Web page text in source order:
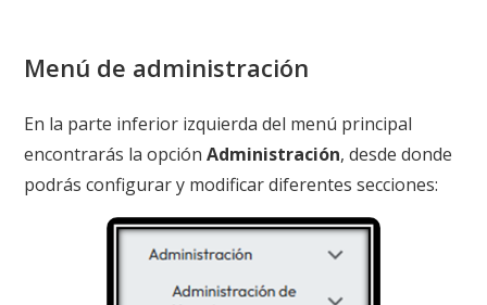
Menú de administración
En la parte inferior izquierda del menú principal
encontrarás la opciónAdministración, desde donde
podrás configurar y modificar diferentes secciones: